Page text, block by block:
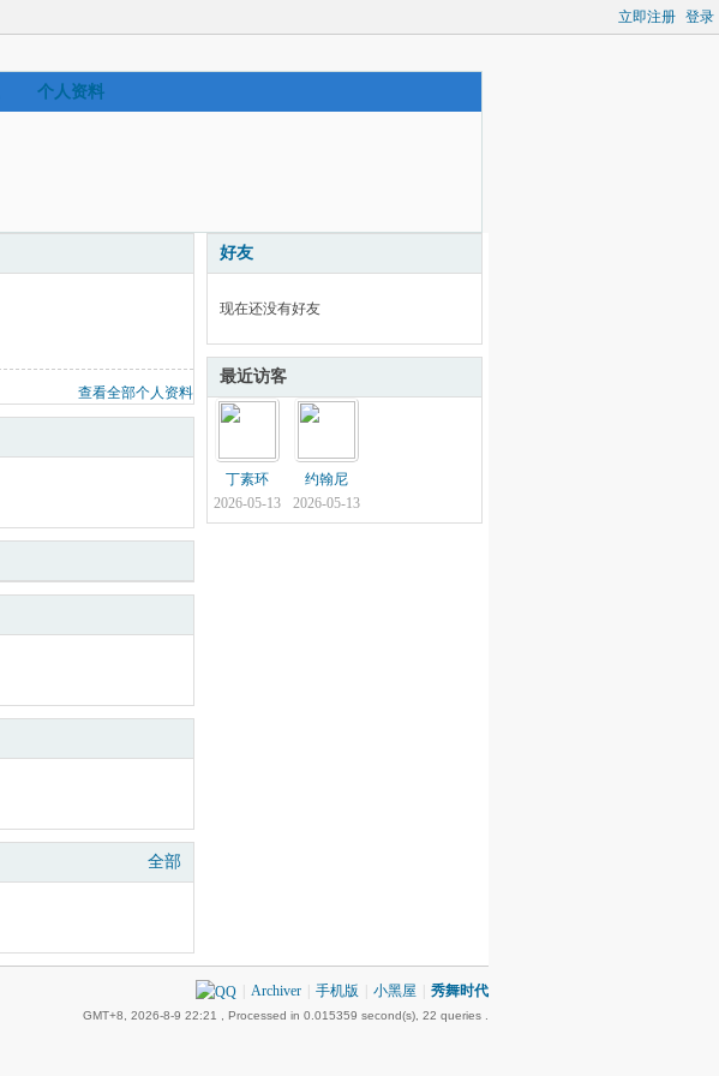
立即注册 登录
个人资料
查看全部个人资料
全部
好友
现在还没有好友
最近访客
丁素环
2026-05-13
约翰尼
2026-05-13
Archiver 手机版 小黑屋 秀舞时代
GMT+8, 2026-8-9 22:21 , Processed in 0.015359 second(s), 22 queries .